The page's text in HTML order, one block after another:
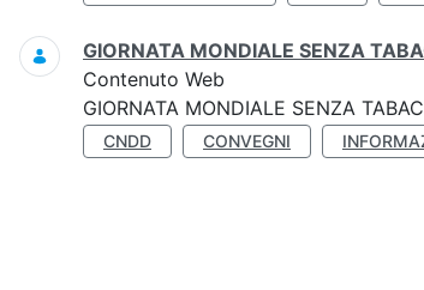
GIORNATA MONDIALE SENZA
Contenuto Web
GIORNATA MONDIALE SENZA
CNDD CONVEGNI